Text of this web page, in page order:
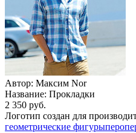
Автор: Максим Nor
Название: Прокладки
2 350 руб.
Логотип создан для
геометрические фигурыперо